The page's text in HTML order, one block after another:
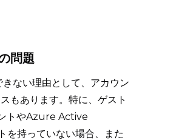
問題
ない理由として、アカウン
もあります。特に、ゲスト
トやAzure Active
持っていない場合、また